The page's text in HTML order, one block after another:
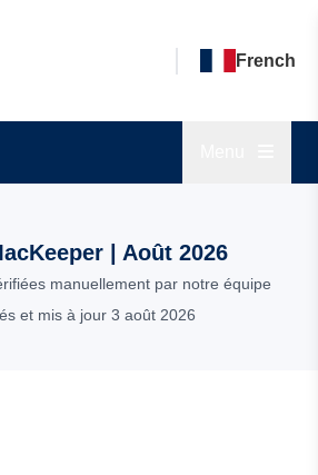
French
| Août 2026
manuellement par notre équipe
et mis à jour 3 août 2026